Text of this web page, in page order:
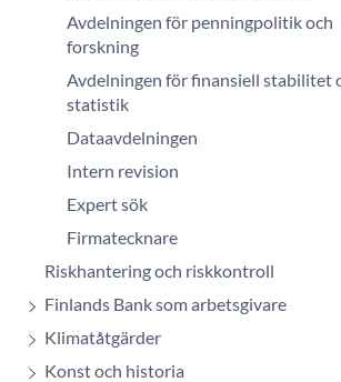
Avdelningen för penningpolitik och
forskning
Avdelningen för finansiell stabilitet
statistik
Dataavdelningen
Intern revision
Expert sök
Firmatecknare
Riskhantering och riskkontroll
Finlands Bank som arbetsgivare
Klimatåtgärder
Konst och historia